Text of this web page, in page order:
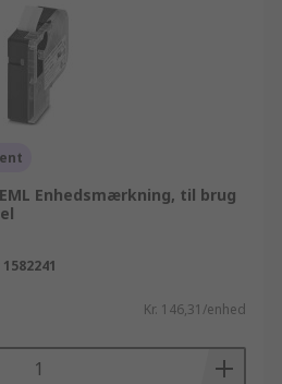
Enhedsmærkning, til brug
1582241
Kr. 146,31/enhed